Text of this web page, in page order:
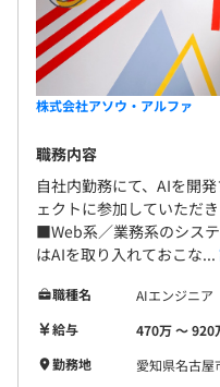
株式会社アソウ・アルファ
職務内容
自社内勤務にて、AIを開
ェクトに参加していただ
■Web系／業務系のシス
はAIを取り入れておこな...
職種名
AIエンジニア
給与
470万 〜 920
勤務地
愛知県名古屋